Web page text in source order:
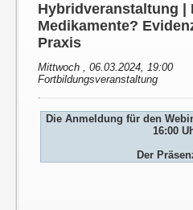
Hybridveranstaltung |
Medikamente?
Praxis
Mittwoch , 06.03.2024, 19:00
Fortbildungsveranstaltung
Die Anmeldung für den
16:00
Der